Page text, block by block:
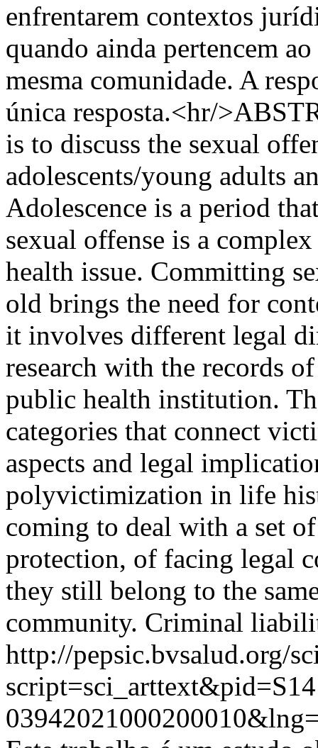
enfrentarem contextos
quando ainda pertencem
mesma comunidade. A
única resposta.<hr/
is to discuss the sexual
adolescents/young adults
Adolescence is a period
sexual offense is a
health issue. Committing
old brings the need for
it involves different legal
research with the records
public health institution.
categories that connect
aspects and legal
polyvictimization in life
coming to deal with a set
protection, of facing legal
they still belong to the
community. Criminal
http://pepsic.bvsalud.org/